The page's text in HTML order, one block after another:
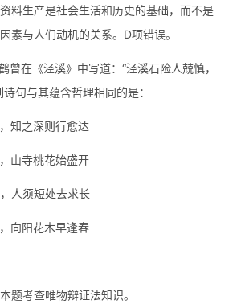
料生产是社会生活和历史的基础，而不是
素与人们动机的关系。D项错误。
曾在《泾溪》中写道：“泾溪石险人兢慎，
句与其蕴含哲理相同的是：
知之深则行愈达
山寺桃花始盛开
人须短处去求长
向阳花木早逢春
题考查唯物辩证法知识。